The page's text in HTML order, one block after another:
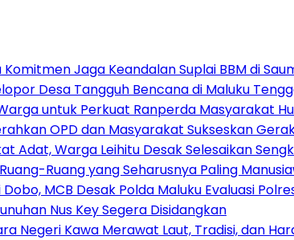
Jaga Keandalan Suplai BBM di
Desa Tangguh Bencana di Maluku
untuk Perkuat Ranperda Masyarakat
OPD dan Masyarakat Sukseskan
Adat, Warga Leihitu Desak Selesaikan
Ruang yang Seharusnya Paling
MCB Desak Polda Maluku Evaluasi
Nus Key Segera Disidangkan
Negeri Kawa Merawat Laut, Tradisi, dan